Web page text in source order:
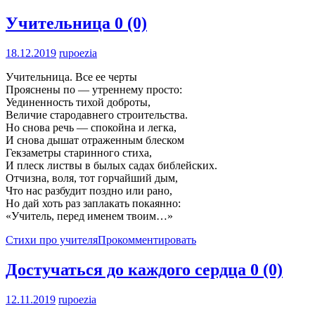
Учительница 0 (0)
18.12.2019 rupoezia
Учительница. Все ее черты
Прояснены по — утреннему просто:
Уединенность тихой доброты,
Величие стародавнего строительства.
Но снова речь — спокойна и легка,
И снова дышат отраженным блеском
Гекзаметры старинного стиха,
И плеск листвы в былых садах библейских.
Отчизна, воля, тот горчайший дым,
Что нас разбудит поздно или рано,
Но дай хоть раз заплакать покаянно:
«Учитель, перед именем твоим…»
Стихи про учителяПрокомментировать
Достучаться до каждого сердца 0 (0)
12.11.2019 rupoezia